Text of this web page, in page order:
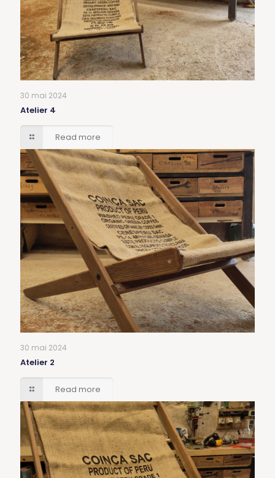
30 mai 2024
Atelier 4
Read more
30 mai 2024
Atelier 2
Read more